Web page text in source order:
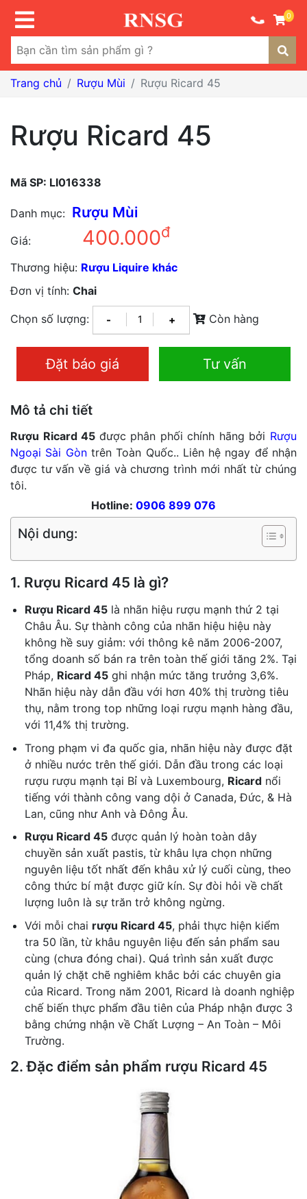
0
Trang chủ Rượu Mùi Rượu Ricard 45
Rượu Ricard 45
Mã SP: LI016338
Danh mục: Rượu Mùi
Giá: 400.000đ
Thương hiệu: Rượu Liquire khác
Đơn vị tính: Chai
Chọn số lượng: - + Còn hàng
Đặt báo giá Tư vấn
Mô tả chi tiết
Rượu Ricard 45 được phân phối chính hãng bởi Rượu
Ngoại Sài Gòntrên Toàn Quốc.. Liên hệ ngay để nhận
được tư vấn về giá và chương trình mới nhất từ chúng
tôi.
Hotline: 0906 899 076
Nội dung:
1. Rượu Ricard 45 là gì?
Rượu Ricard 45là nhãn hiệu rượu mạnh thứ 2 tại
Châu Âu. Sự thành công của nhãn hiệu hiệu này
không hề suy giảm: với thông kê năm 2006-2007,
tổng doanh số bán ra trên toàn thế giới tăng 2%. Tại
Pháp, Ricard 45ghi nhận mức tăng trưởng 3,6%.
Nhãn hiệu này dẫn đầu với hơn 40% thị trường tiêu
thụ, nằm trong top những loại rượu mạnh hàng đầu,
với 11,4% thị trường.
Trong phạm vi đa quốc gia, nhãn hiệu này được đặt
ở nhiều nước trên thế giới. Dẫn đầu trong các loại
rượu rượu mạnh tại Bỉ và Luxembourg, Ricardnổi
tiếng với thành công vang dội ở Canada, Đức, & Hà
Lan, cũng như Anh và Đông Âu.
Rượu Ricard 45được quản lý hoàn toàn dây
chuyền sản xuất pastis, từ khâu lựa chọn những
nguyên liệu tốt nhất đến khâu xử lý cuối cùng, theo
công thức bí mật được giữ kín. Sự đòi hỏi về chất
lượng luôn là sự trăn trở không ngừng.
Với mỗi chai rượu Ricard 45, phải thực hiện kiểm
tra 50 lần, từ khâu nguyên liệu đến sản phẩm sau
cùng (chưa đóng chai). Quá trình sản xuất được
quản lý chặt chẽ nghiêm khắc bởi các chuyên gia
của Ricard. Trong năm 2001, Ricard là doanh nghiệp
chế biến thực phẩm đầu tiên của Pháp nhận được 3
bằng chứng nhận về Chất Lượng – An Toàn – Môi
Trường.
2. Đặc điểm sản phẩm rượu Ricard 45